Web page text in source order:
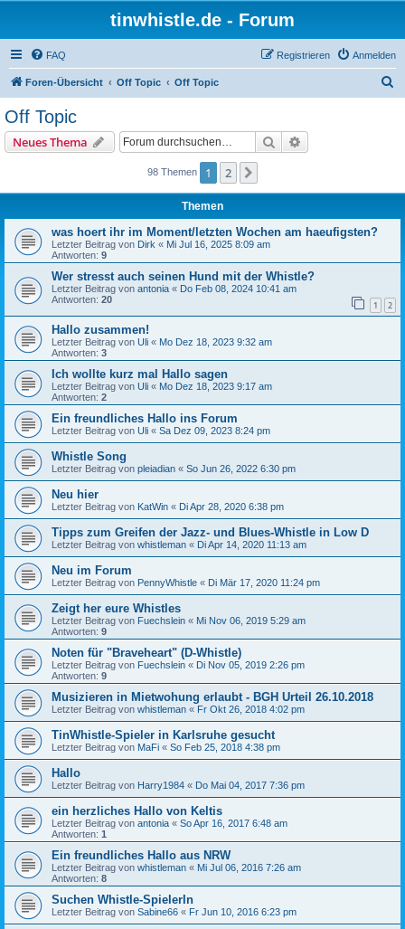
tinwhistle.de - Forum
FAQ Anmelden
Registrieren
Foren-Übersicht Off Topic Off Topic
Off Topic
Neues Thema Suche
98 Themen 1 2
Themen
was hoert ihr im Moment/letzten Wochen am haeufigsten?
Letzter Beitrag von Dirk « Mi Jul 16, 2025 8:09 am
Antworten: 9
Wer stresst auch seinen Hund mit der Whistle?
Letzter Beitrag von antonia « Do Feb 08, 2024 10:41 am
Antworten: 20 1 2
Hallo zusammen!
Letzter Beitrag von Uli « Mo Dez 18, 2023 9:32 am
Antworten: 3
Ich wollte kurz mal Hallo sagen
Letzter Beitrag von Uli « Mo Dez 18, 2023 9:17 am
Antworten: 2
Ein freundliches Hallo ins Forum
Letzter Beitrag von Uli « Sa Dez 09, 2023 8:24 pm
Whistle Song
Letzter Beitrag von pleiadian « So Jun 26, 2022 6:30 pm
Neu hier
Letzter Beitrag von KatWin « Di Apr 28, 2020 6:38 pm
Tipps zum Greifen der Jazz- und Blues-Whistle in Low D
Letzter Beitrag von whistleman « Di Apr 14, 2020 11:13 am
Neu im Forum
Letzter Beitrag von PennyWhistle « Di Mär 17, 2020 11:24 pm
Zeigt her eure Whistles
Letzter Beitrag von Fuechslein « Mi Nov 06, 2019 5:29 am
Antworten: 9
Noten für "Braveheart" (D-Whistle)
Letzter Beitrag von Fuechslein « Di Nov 05, 2019 2:26 pm
Antworten: 9
Musizieren in Mietwohung erlaubt - BGH Urteil 26.10.2018
Letzter Beitrag von whistleman « Fr Okt 26, 2018 4:02 pm
TinWhistle-Spieler in Karlsruhe gesucht
Letzter Beitrag von MaFi « So Feb 25, 2018 4:38 pm
Hallo
Letzter Beitrag von Harry1984 « Do Mai 04, 2017 7:36 pm
ein herzliches Hallo von Keltis
Letzter Beitrag von antonia « So Apr 16, 2017 6:48 am
Antworten: 1
Ein freundliches Hallo aus NRW
Letzter Beitrag von whistleman « Mi Jul 06, 2016 7:26 am
Antworten: 8
Suchen Whistle-SpielerIn
Letzter Beitrag von Sabine66 « Fr Jun 10, 2016 6:23 pm